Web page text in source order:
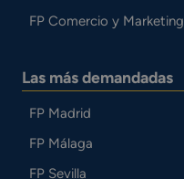
FP Comercio y Marketing
Las más demandadas
FP Madrid
FP Málaga
FP Sevilla